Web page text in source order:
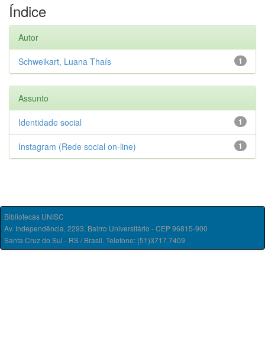
Índice
Autor
1
Schweikart, Luana Thaís
Assunto
1
Identidade social
1
Instagram (Rede social on-line)
Bibliotecas UNISC
Av. Independência, 2293, Bairro Universitário - CEP 96815-900
Santa Cruz do Sul - RS / Brasil. Telefone: (51)3717.7409